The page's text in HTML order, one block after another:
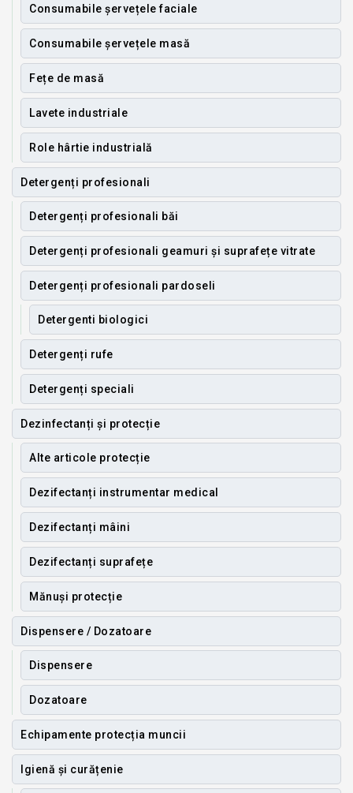
Consumabile șervețele faciale
Consumabile șervețele masă
Fețe de masă
Lavete industriale
Role hârtie industrială
Detergenți profesionali
Detergenți profesionali băi
Detergenți profesionali geamuri și suprafețe vitrate
Detergenți profesionali pardoseli
Detergenti biologici
Detergenți rufe
Detergenți speciali
Dezinfectanți și protecție
Alte articole protecție
Dezifectanți instrumentar medical
Dezifectanți mâini
Dezifectanți suprafețe
Mănuși protecție
Dispensere / Dozatoare
Dispensere
Dozatoare
Echipamente protecția muncii
Igienă și curățenie